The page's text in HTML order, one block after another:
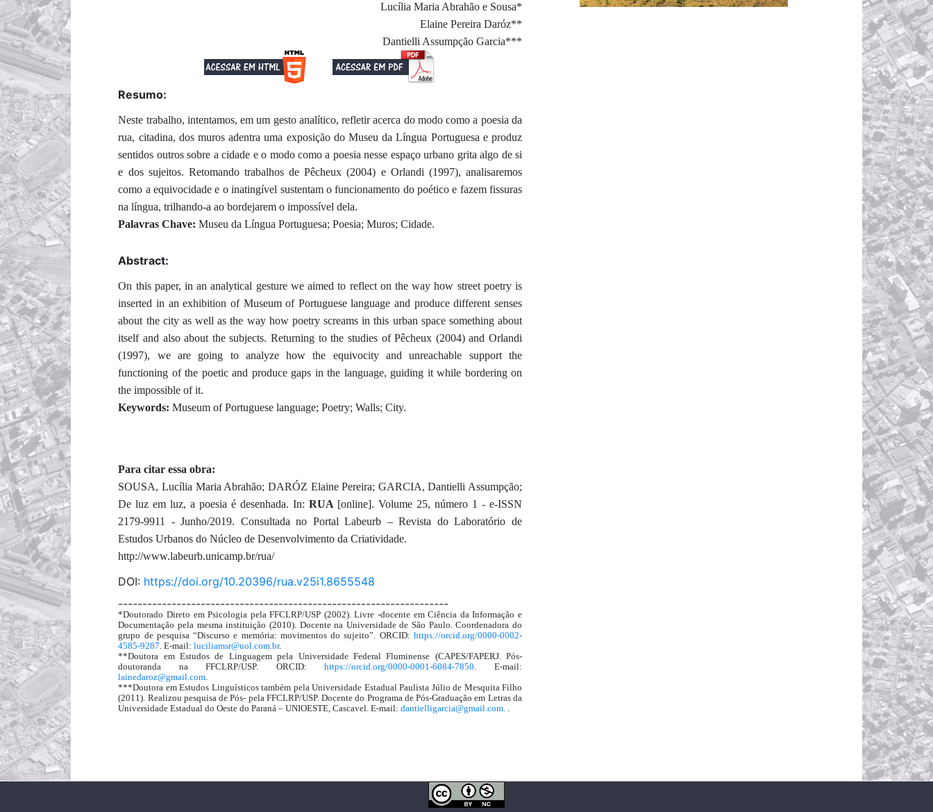
Lucília Maria Abrahão e Sousa*
Elaine Pereira Daróz**
Dantielli Assumpção Garcia***
Resumo:
Neste trabalho, intentamos, em um gesto analítico, refletir acerca do modo como a poesia da
rua, citadina, dos muros adentra uma exposição do Museu da Língua Portuguesa e produz
sentidos outros sobre a cidade e o modo como a poesia nesse espaço urbano grita algo de si
e dos sujeitos. Retomando trabalhos de Pêcheux (2004) e Orlandi (1997), analisaremos
como a equivocidade e o inatingível sustentam o funcionamento do poético e fazem fissuras
na língua, trilhando-a ao bordejarem o impossível dela.
Palavras Chave:Museu da Língua Portuguesa; Poesia; Muros; Cidade.
Abstract:
On this paper, in an analytical gesture we aimed to reflect on the way how street poetry is
inserted in an exhibition of Museum of Portuguese language and produce different senses
about the city as well as the way how poetry screams in this urban space something about
itself and also about the subjects. Returning to the studies of Pêcheux (2004) and Orlandi
(1997), we are going to analyze how the equivocity and unreachable support the
functioning of the poetic and produce gaps in the language, guiding it while bordering on
the impossible of it.
Keywords:Museum of Portuguese language; Poetry; Walls; City.
Para citar essa obra:
SOUSA, Lucília Maria Abrahão; DARÓZ Elaine Pereira; GARCIA, Dantielli Assumpção;
De luz em luz, a poesia é desenhada. In:RUA [online]. Volume 25, número 1 - e-ISSN
2179-9911 - Junho/2019. Consultada no Portal Labeurb – Revista do Laboratório de
Estudos Urbanos do Núcleo de Desenvolvimento da Criatividade.
http://www.labeurb.unicamp.br/rua/
DOI: https://doi.org/10.20396/rua.v25i1.8655548
--------------------------------------------------------------------
*Doutorado Direto em Psicologia pela FFCLRP/USP (2002). Livre -docente em Ciência da Informação e
Documentação pela mesma instituição (2010). Docente na Universidade de São Paulo. Coordenadora do
grupo de pesquisa “Discurso e memória: movimentos do sujeito”. ORCID: https://orcid.org/0000-0002-
4585-9287 . E-mail:luciliamsr@uol.com.br.
**Doutora em Estudos de Linguagem pela Universidade Federal Fluminense (CAPES/FAPERJ. Pós-
doutoranda na FFCLRP/USP. ORCID:https://orcid.org/0000-0001-6084-7850 . E-mail:
lainedaroz@gmail.com
***Doutora em Estudos Linguísticos também pela Universidade Estadual Paulista Júlio de Mesquita Filho
(2011). Realizou pesquisa de Pós- pela FFCLRP/USP. Docente do Programa de Pós-Graduação em Letras da
Universidade Estadual do Oeste do Paraná – UNIOESTE, Cascavel. E-mail:dantielligarcia@gmail.com.